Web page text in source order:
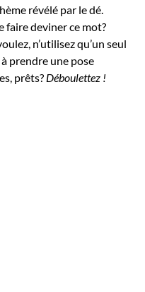
révélé par le dé.
faire deviner ce mot?
n’utilisez qu’un seul
prendre une pose
prêts? Déboulettez !